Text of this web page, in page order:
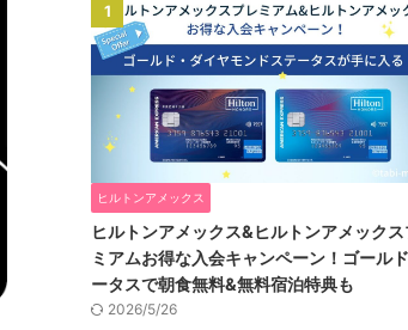
1
ヒルトンアメックス
ヒルトンアメックス&ヒルトンアメックス
ミアムお得な入会キャンペーン！ゴール
ータスで朝食無料&無料宿泊特典も
2026/5/26